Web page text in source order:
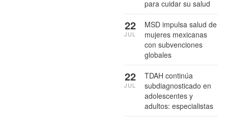
para cuidar su salud
MSD impulsa salud de
mujeres mexicanas
con subvenciones
globales
22
JUL
TDAH continúa
subdiagnosticado en
adolescentes y
adultos: especialistas
22
JUL